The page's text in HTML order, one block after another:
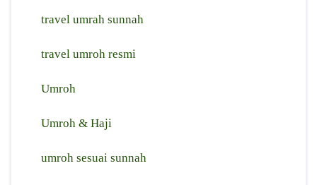
travel umrah sunnah
travel umroh resmi
Umroh
Umroh & Haji
umroh sesuai sunnah